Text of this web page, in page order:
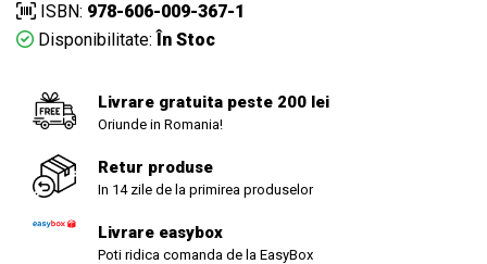
ISBN: 978-606-009-367-1
Disponibilitate: În Stoc
Livrare gratuita peste 200 lei
Oriunde in Romania!
Retur produse
In 14 zile de la primirea produselor
Livrare easybox
Poti ridica comanda de la EasyBox